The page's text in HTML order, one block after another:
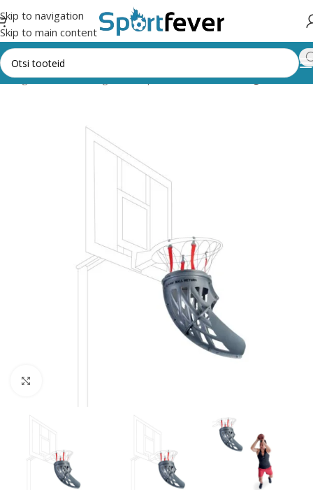
Skip to navigation
Skip to main content
Pallimängud Korvpall Tarvikud/treeningvahendid